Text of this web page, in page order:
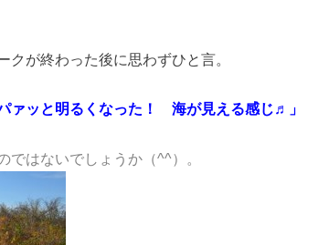
が終わった後に思わずひと言。
ァッと明るくなった！ 海が見える感じ♬」
はないでしょうか（^^）。